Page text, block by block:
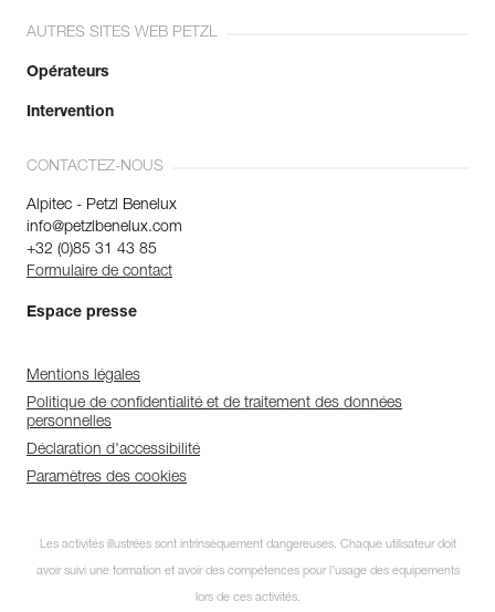
AUTRES SITES WEB PETZL
Opérateurs
Intervention
CONTACTEZ-NOUS
Alpitec - Petzl Benelux
info@petzlbenelux.com
+32 (0)85 31 43 85
Formulaire de contact
Espace presse
Mentions légales
Politique de confidentialité et de traitement des données
personnelles
Déclaration d'accessibilité
Paramètres des cookies
Les activités illustrées sont intrinsèquement dangereuses. Chaque utilisateur doit
avoir suivi une formation et avoir des compétences pour l’usage des équipements
lors de ces activités.